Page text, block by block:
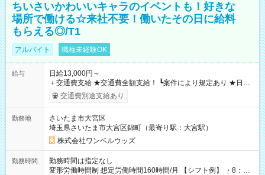
ちいさいかわいいキャラのイベントも！好きな
場所で働ける☆来社不要！働いたその日に給料
もらえる◎/T1
アルバイト 職種未経験OK
給与
日給13,000円～
＋交通費支給 ★交通費全額支給！ ┗案件により規定あり ★日払
いOK！（規定あり） ┗働いたその日に現金GET♪ お仕事後はコ
ンビニATMから 日払い分を引き落とせます！ 【試用期間】試
交通費別途支給あり
勤務地
さいたま市大宮区
埼玉県さいたま市大宮区錦町（最寄り駅：大宮駅）
株式会社ワンベルウッズ
勤務時間
勤務時間は指定なし
変形労働時間制 想定労働時間160時間/月 【シフト例】 ・8：00